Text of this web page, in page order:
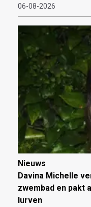
06-08-2026
Nieuws
Davina Michelle
zwembad en pakt
lurven